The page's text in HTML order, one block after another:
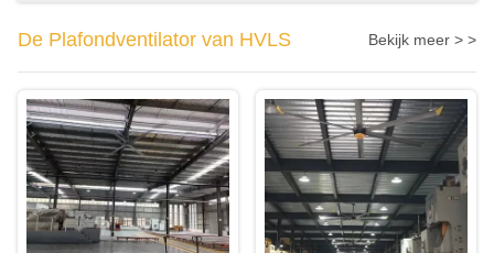
De Plafondventilator van HVLS Bekijk meer > >